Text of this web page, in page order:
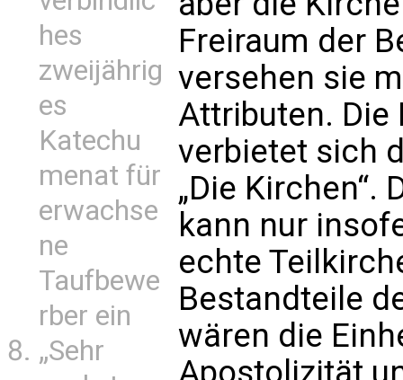
hes
zweijährig
es
Katechu
menat für
erwachse
ne
Taufbewe
rber ein
„Sehr
Freiraum der
versehen sie
Attributen. Die
verbietet sich
„Die Kirchen“.
kann nur
echte
Bestandteile
wären die